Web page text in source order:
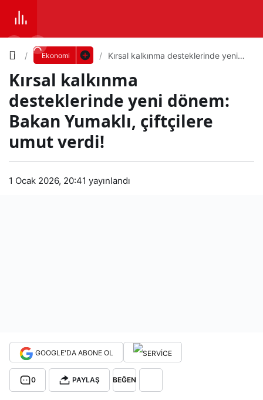
Ekonomi
Kırsal kalkınma desteklerinde yeni
umut verdi!
Kırsal kalkınma
desteklerinde yeni dönem:
Bakan Yumaklı, çiftçilere
umut verdi!
1 Ocak 2026, 20:41 yayınlandı
GOOGLE'DA ABONE OL
0 PAYLAŞ BEĞEN
Kırs
kalk
rind
e
Yazı
Boyutunu
Ayarla
Küçük 100% Dev